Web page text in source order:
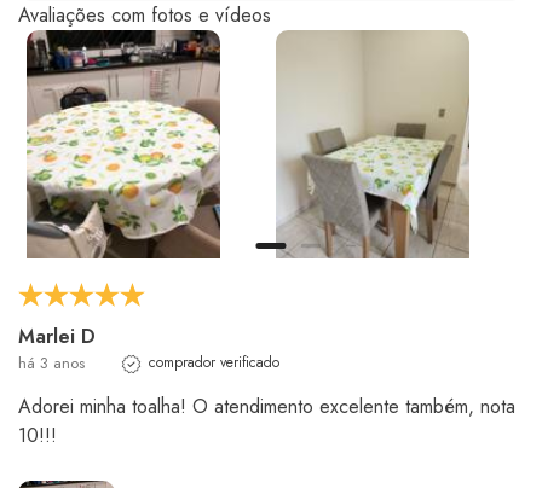
Avaliações com fotos e vídeos
Marlei D
há 3 anos comprador verificado
Adorei minha toalha! O atendimento excelente também, nota
10!!!